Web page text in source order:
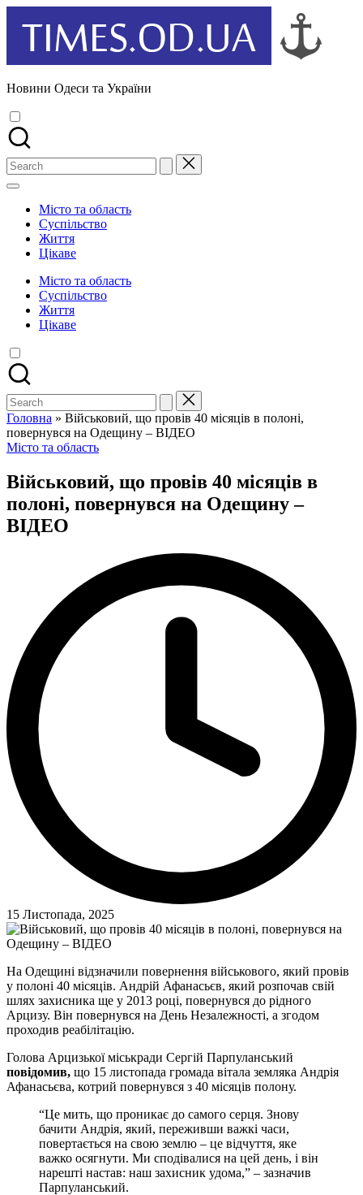
Новини Одеси та України
Search
for:
Місто та область
Суспільство
Життя
Цікаве
Місто та область
Суспільство
Життя
Цікаве
Search
for:
Головна » Військовий, що провів 40 місяців в полоні,
повернувся на Одещину – ВІДЕО
Posted
Місто та область
Військовий, що провів 40 місяців в
полоні, повернувся на Одещину –
ВІДЕО
15 Листопада, 2025
На Одещині відзначили повернення військового, який провів
у полоні 40 місяців. Андрій Афанасьєв, який розпочав свій
шлях захисника ще у 2013 році, повернувся до рідного
Арцизу. Він повернувся на День Незалежності, а згодом
проходив реабілітацію.
Голова Арцизької міськради Сергій Парпуланський
повідомив, що 15 листопада громада вітала земляка Андрія
Афанасьєва, котрий повернувся з 40 місяців полону.
“Це мить, що проникає до самого серця. Знову
бачити Андрія, який, переживши важкі часи,
повертається на свою землю – це відчуття, яке
важко осягнути. Ми сподівалися на цей день, і він
нарешті настав: наш захисник удома,” – зазначив
Парпуланський.